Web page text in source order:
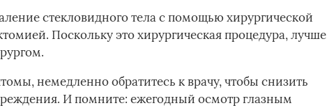
стекловидного тела с помощью хирургической
Поскольку это хирургическая процедура, лучше
немедленно обратитесь к врачу, чтобы снизить
И помните: ежегодный осмотр глазным